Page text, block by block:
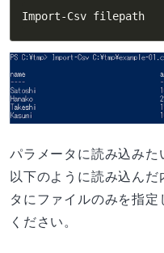
Import-Csv filepath
パラメータに読み込みた
以下のように読み込ん
タにファイルのみを指
ください。